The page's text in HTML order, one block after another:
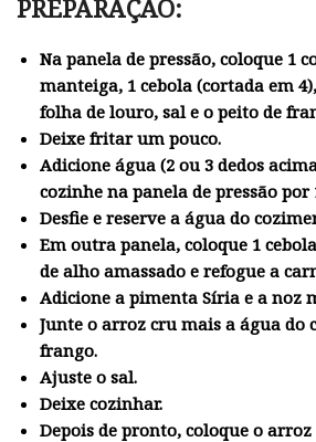
PREPARAÇÃO:
Na panela de pressão, coloque 1
manteiga, 1 cebola (cortada em
folha de louro, sal e o peito de
Deixe fritar um pouco.
Adicione água (2 ou 3 dedos
cozinhe na panela de pressão por
Desfie e reserve a água do
Em outra panela, coloque 1
de alho amassado e refogue a
Adicione a pimenta Síria e a noz
Junte o arroz cru mais a água do
frango.
Ajuste o sal.
Deixe cozinhar.
Depois de pronto, coloque o